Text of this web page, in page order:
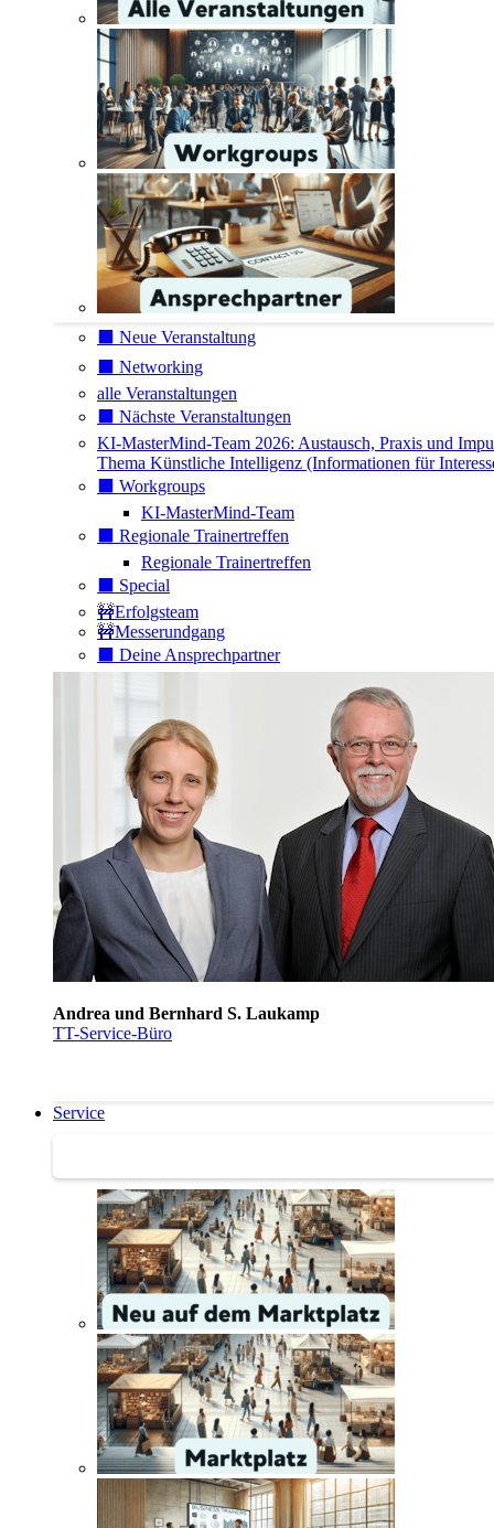
⬛️ Neue Veranstaltung
⬛️ Networking
alle Veranstaltungen
⬛️ Nächste Veranstaltungen
KI-MasterMind-Team 2026: Austausch, Praxis und
Thema Künstliche Intelligenz (Informationen für
⬛️ Workgroups
KI-MasterMind-Team
⬛️ Regionale Trainertreffen
Regionale Trainertreffen
⬛️ Special
🚧Erfolgsteam
🚧Messerundgang
⬛️ Deine Ansprechpartner
Andrea und Bernhard S. Laukamp
TT-Service-Büro
Service